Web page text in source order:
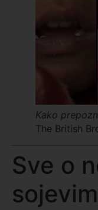
Kako
The British
Sve o